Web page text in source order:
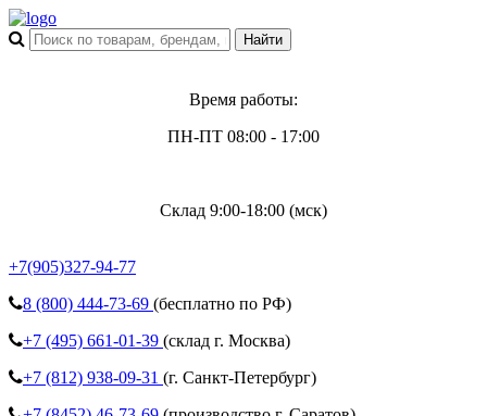
Время работы:
ПН-ПТ 08:00 - 17:00
Склад 9:00-18:00 (мск)
+7(905)327-94-77
8 (800) 444-73-69 (бесплатно по РФ)
+7 (495) 661-01-39 (склад г. Москва)
+7 (812) 938-09-31 (г. Санкт-Петербург)